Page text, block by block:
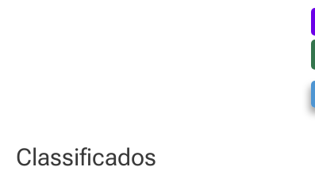
Classificados